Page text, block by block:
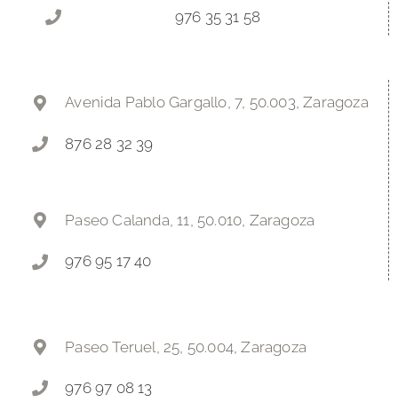
976 35 31 58
Avenida Pablo Gargallo, 7, 50.003, Zaragoza
876 28 32 39
Paseo Calanda, 11, 50.010, Zaragoza
976 95 17 40
Paseo Teruel, 25, 50.004, Zaragoza
976 97 08 13